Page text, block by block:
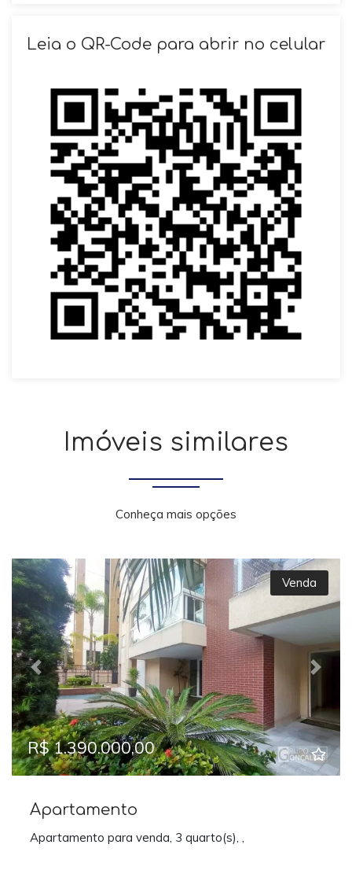
Leia o QR-Code para abrir no celular
Imóveis similares
Conheça mais opções
Previous Next
Venda
R$ 1.390.000,00
Apartamento
Apartamento para venda, 3 quarto(s), ,